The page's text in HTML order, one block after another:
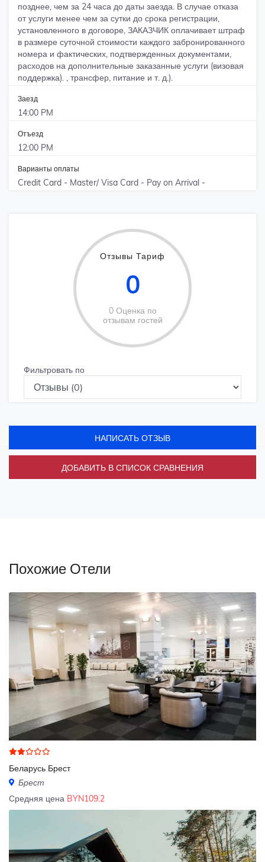
позднее, чем за 24 часа до даты заезда. В случае отказа
от услуги менее чем за сутки до срока регистрации,
установленного в договоре, ЗАКАЗЧИК оплачивает штраф
в размере суточной стоимости каждого забронированного
номера и фактических, подтвержденных документами,
расходов на дополнительные заказанные услуги (визовая
поддержка). , трансфер, питание и т. д.).
Заезд
14:00 PM
Отъезд
12:00 PM
Варианты оплаты
Credit Card - Master/ Visa Card - Pay on Arrival -
Отзывы Тариф
0
0 Оценка по
отзывам гостей
Фильтровать по
НАПИСАТЬ ОТЗЫВ
ДОБАВИТЬ В СПИСОК СРАВНЕНИЯ
Похожие Отели
Беларусь Брест
Брест
Средняя цена BYN109.2